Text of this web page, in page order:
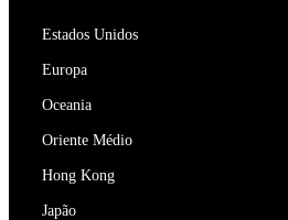
Estados Unidos
Europa
Oceania
Oriente Médio
Hong Kong
Japão